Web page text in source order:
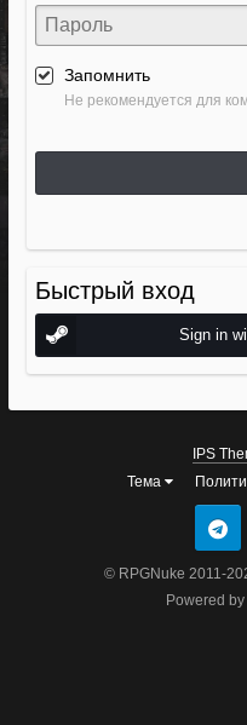
Запомнить
Не рекомендуется для
Быстрый вход
Sign in
IPS
Тема
© RPGNuke 2011-
Powered